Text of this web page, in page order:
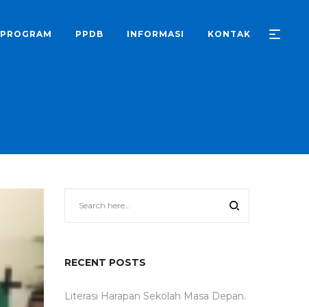
PROGRAM PPDB INFORMASI KONTAK
RECENT POSTS
Literasi Harapan Sekolah Masa Depan.